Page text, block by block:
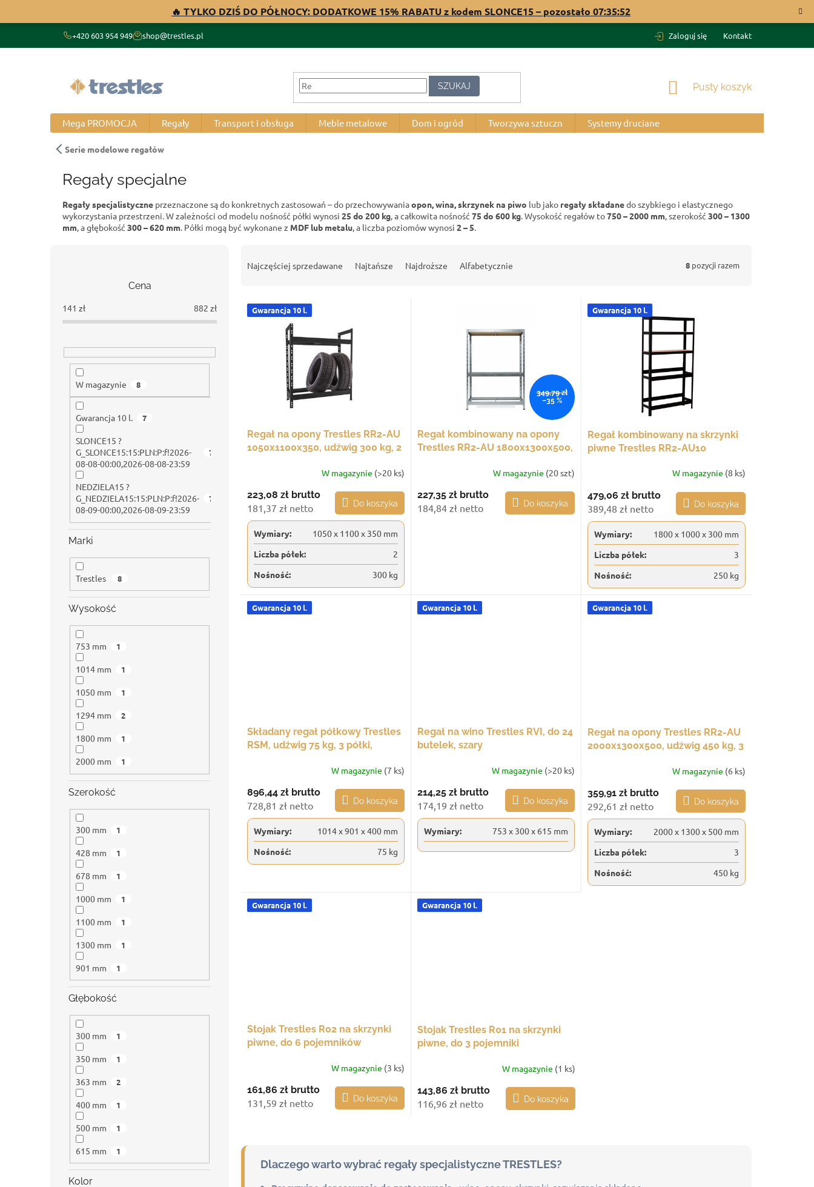
🔥 TYLKO DZIŚ DO PÓŁNOCY: DODATKOWE 15% RABATU z kodem SLONCE15 – pozostało 07:35:51
+420 603 954 949 shop@trestles.pl Zaloguj się Kontakt
SZUKAJ KOSZYK
Pusty koszyk
Mega PROMOCJA Regały Transport i obsługa Meble metalowe Dom i ogród Tworzywa sztuczn Systemy druciane
Serie modelowe regałów
Regały specjalne
Regały specjalistyczne przeznaczone są do konkretnych zastosowań – do przechowywaniaopon, wina, skrzynek na piwo lub jako regały składanedo szybkiego i elastycznego
wykorzystania przestrzeni. W zależności od modelu nośność półki wynosi 25 do 200 kg, a całkowita nośność 75 do 600 kg. Wysokość regałów to750 – 2000 mm, szerokość 300 – 1300
mm, a głębokość 300 – 620 mm. Półki mogą być wykonane z MDF lub metalu, a liczba poziomów wynosi 2 – 5.
Cena
141 zł 882 zł
W magazynie 8
Gwarancja 10 l. 7
SLONCE15 ?
G_SLONCE15:15:PLN:P:f!2026-
08-08-00:00,2026-08-08-23:59
7
NEDZIELA15 ?
G_NEDZIELA15:15:PLN:P:f!2026-
08-09-00:00,2026-08-09-23:59
7
Marki
Trestles 8
Wysokość
753 mm 1
1014 mm 1
1050 mm 1
1294 mm 2
1800 mm 1
2000 mm 1
Szerokość
300 mm 1
428 mm 1
678 mm 1
1000 mm 1
1100 mm 1
1300 mm 1
901 mm 1
Głębokość
300 mm 1
350 mm 1
363 mm 2
400 mm 1
500 mm 1
615 mm 1
Kolor
o
w
w
Najczęściej sprzedawane Najtańsze Najdroższe Alfabetycznie 8 pozycji razem
L Gwarancja 10 l.
Regał na opony Trestles RR2-AU
1050x1100x350, udźwig 300 kg, 2
W magazynie (>20 ks)
223,08 zł brutto
181,37 zł netto Do koszyka
Wymiary:
1050 x 1100 x 350 mm
Liczba półek:
2
Nośność:
300 kg
349,79 zł
–35 %
Regał kombinowany na opony
Trestles RR2-AU 1800x1300x500,
W magazynie (20 szt)
227,35 zł brutto
184,84 zł netto Do koszyka
Gwarancja 10 l.
Regał kombinowany na skrzynki
piwne Trestles RR2-AU10
W magazynie (8 ks)
479,06 zł brutto
389,48 zł netto Do koszyka
Wymiary:
1800 x 1000 x 300 mm
Liczba półek:
3
Nośność:
250 kg
Gwarancja 10 l.
Składany regał półkowy Trestles
RSM, udźwig 75 kg, 3 półki,
W magazynie (7 ks)
896,44 zł brutto
728,81 zł netto Do koszyka
Wymiary:
1014 x 901 x 400 mm
Nośność:
75 kg
Gwarancja 10 l.
Regał na wino Trestles RVI, do 24
butelek, szary
W magazynie (>20 ks)
214,25 zł brutto
174,19 zł netto Do koszyka
Wymiary: 753 x 300 x 615 mm
Gwarancja 10 l.
Regał na opony Trestles RR2-AU
2000x1300x500, udźwig 450 kg, 3
W magazynie (6 ks)
359,91 zł brutto
292,61 zł netto Do koszyka
Wymiary:
2000 x 1300 x 500 mm
Liczba półek:
3
Nośność:
450 kg
Gwarancja 10 l.
Stojak Trestles R02 na skrzynki
piwne, do 6 pojemników
W magazynie (3 ks)
161,86 zł brutto
131,59 zł netto Do koszyka
Gwarancja 10 l.
Stojak Trestles R01 na skrzynki
piwne, do 3 pojemniki
W magazynie (1 ks)
143,86 zł brutto
116,96 zł netto Do koszyka
t
Dlaczego warto wybrać regały specjalistyczne TRESTLES?